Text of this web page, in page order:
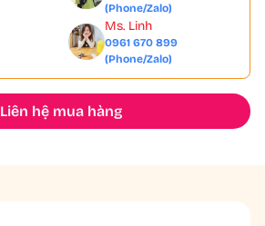
(Phone/Zalo)
Ms. Linh
0961 670 899
(Phone/Zalo)
Liên hệ mua hàng